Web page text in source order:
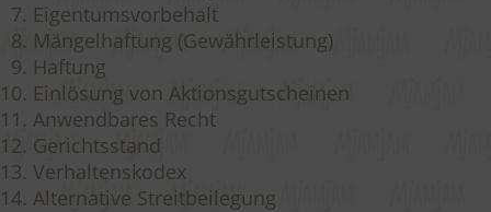
Eigentumsvorbehalt
Mängelhaftung (Gewährleistung)
Haftung
Einlösung von Aktionsgutscheinen
Anwendbares Recht
Gerichtsstand
Verhaltenskodex
Alternative Streitbeilegung